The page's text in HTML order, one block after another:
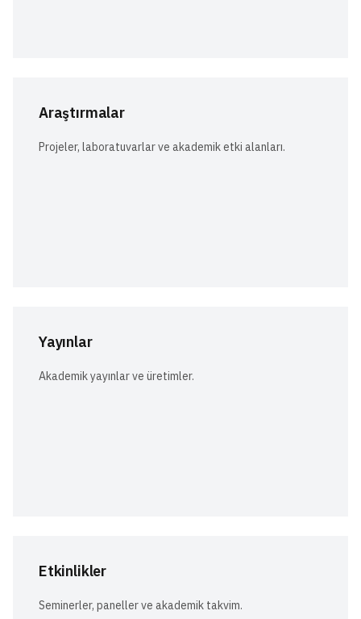
Araştırmalar
Projeler, laboratuvarlar ve akademik etki alanları.
Yayınlar
Akademik yayınlar ve üretimler.
Etkinlikler
Seminerler, paneller ve akademik takvim.